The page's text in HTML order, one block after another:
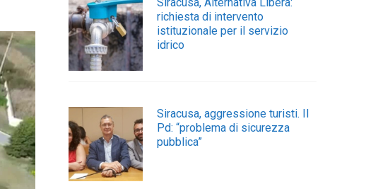
richiesta di intervento
istituzionale per il servizio
idrico
Siracusa, aggressione turisti. Il
Pd: “problema di sicurezza
pubblica”